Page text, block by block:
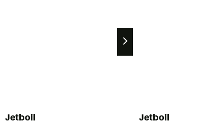
Jetboil Jetboil